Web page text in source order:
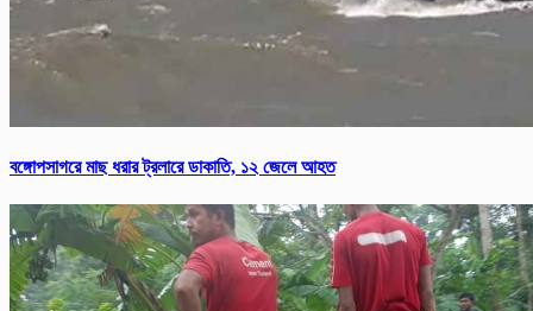
বঙ্গোপসাগরে মাছ ধরার ট্রলারে ডাকাতি, ১২ জেলে আহত